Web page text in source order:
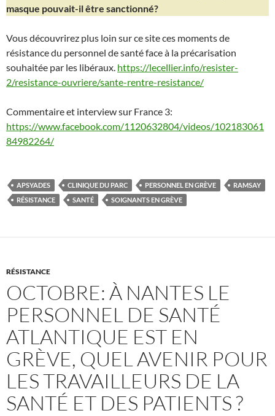
masque pouvait-il être sanctionné?
Vous découvrirez plus loin sur ce site ces moments de
résistance du personnel de santé face à la précarisation
souhaitée par les libéraux. https://lecellier.info/resister-
2/resistance-ouvriere/sante-rentre-resistance/
Commentaire et interview sur France 3:
https://www.facebook.com/1120632804/videos/102183061
84982264/
APSYADES CLINIQUE DU PARC PERSONNEL EN GRÈVE
RAMSAY
RÉSISTANCE
SANTÉ SOIGNANTS EN GRÈVE
RÉSISTANCE
OCTOBRE: À NANTES LE
PERSONNEL DE SANTÉ
ATLANTIQUE EST EN
GRÈVE, QUEL AVENIR POUR
LES TRAVAILLEURS DE LA
SANTÉ ET DES PATIENTS ?